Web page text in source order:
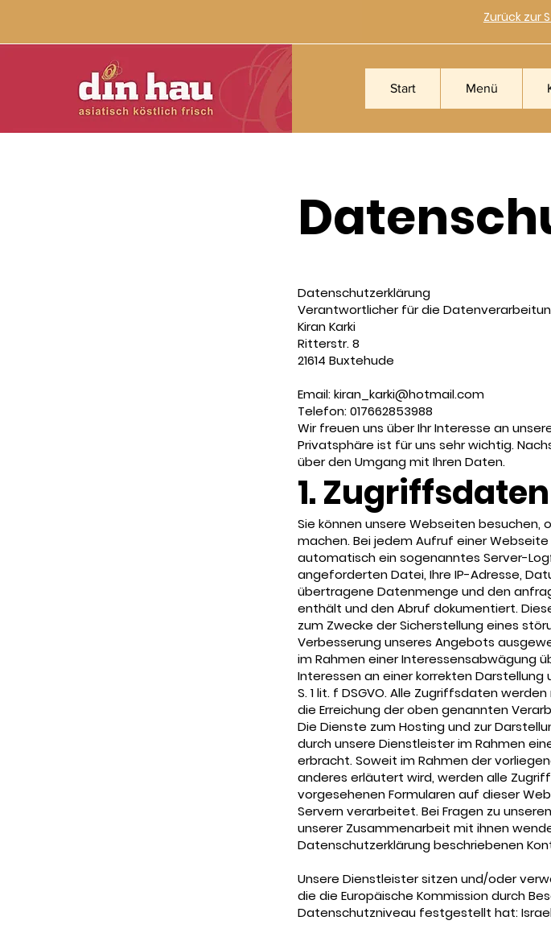
Zurück zur
Start Menü
Datenschutzerklärung
Verantwortlicher für die
Kiran Karki
Ritterstr. 8
21614 Buxtehude
Email: kiran_karki@hotmail.com
Telefon: 017662853988
Wir freuen uns über Ihr Interesse an
Privatsphäre ist für uns sehr wichtig.
über den Umgang mit Ihren Daten.
1.
Sie können unsere Webseiten besuchen,
machen. Bei jedem Aufruf einer
automatisch ein sogenanntes Server-
angeforderten Datei, Ihre IP-Adresse,
übertragene Datenmenge und den
enthält und den Abruf dokumentiert.
zum Zwecke der Sicherstellung eines
Verbesserung unseres Angebots
im Rahmen einer Interessensabwägung
Interessen an einer korrekten Darstellung
S. 1 lit. f DSGVO. Alle Zugriffsdaten
die Erreichung der oben genannten
Die Dienste zum Hosting und zur
durch unsere Dienstleister im Rahmen
erbracht. Soweit im Rahmen der
anderes erläutert wird, werden alle
vorgesehenen Formularen auf dieser
Servern verarbeitet. Bei Fragen zu
unserer Zusammenarbeit mit ihnen
Datenschutzerklärung beschriebenen
Unsere Dienstleister sitzen und/oder
die die Europäische Kommission durch
Datenschutzniveau festgestellt hat: